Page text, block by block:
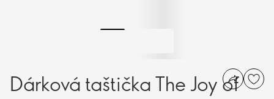
Dárková taštička The Joy of